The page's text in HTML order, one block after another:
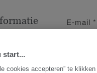
E-mail *
start...
cookies accepteren” te